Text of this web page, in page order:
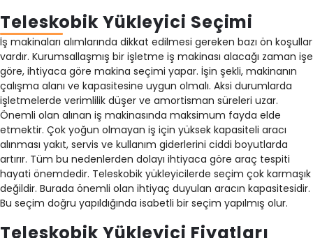
Teleskobik Yükleyici Seçimi
İş makinaları alımlarında dikkat edilmesi gereken bazı ön koşullar
vardır. Kurumsallaşmış bir işletme iş makinası alacağı zaman işe
göre, ihtiyaca göre makina seçimi yapar. İşin şekli, makinanın
çalışma alanı ve kapasitesine uygun olmalı. Aksi durumlarda
işletmelerde verimlilik düşer ve amortisman süreleri uzar.
Önemli olan alınan iş makinasında maksimum fayda elde
etmektir. Çok yoğun olmayan iş için yüksek kapasiteli aracı
alınması yakıt, servis ve kullanım giderlerini ciddi boyutlarda
artırır. Tüm bu nedenlerden dolayı ihtiyaca göre araç tespiti
hayati önemdedir. Teleskobik yükleyicilerde seçim çok karmaşık
değildir. Burada önemli olan ihtiyaç duyulan aracın kapasitesidir.
Bu seçim doğru yapıldığında isabetli bir seçim yapılmış olur.
Teleskobik Yükleyici Fiyatları